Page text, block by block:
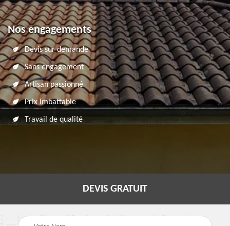
Nos engagements
Devis sur demande
Sans engagement
Artisan passionné
Prix imbattable
Travail de qualité
DEVIS GRATUIT